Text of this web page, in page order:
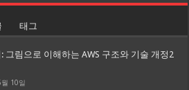
태그
그림으로 이해하는 AWS 구조와 기술 개정2
10일